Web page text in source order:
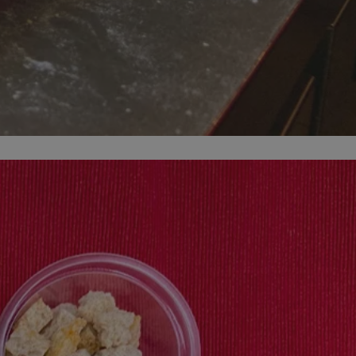
sesji.
sesji.
sesji.
ludzi i
internetowej,
raportów
identyfikatora
przechowywania
do usług
czy użytkownik
lub reklamy.
o zgodzie
dotyczących
z witryny.
prywatności
przestrzeganie